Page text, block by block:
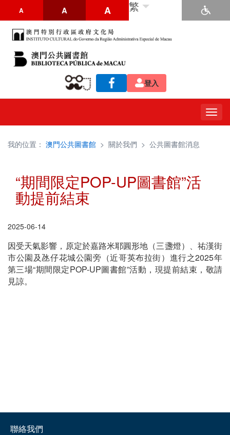
A A A 繁
登入
我的位置： 澳門公共圖書館 > 關於我們 > 公共圖書館消息
“期間限定POP-UP圖書館”活
動提前結束
2025-06-14
因受天氣影響，原定於嘉路米耶圓形地（三盞燈）、祐漢街
市公園及氹仔花城公園旁（近哥英布拉街）進行之2025年
第三場“期間限定POP-UP圖書館”活動，現提前結束，敬請
見諒。
聯絡我們